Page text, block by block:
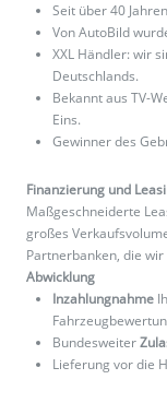
Seit über 40
Von AutoBild
XXL Händler: wir
Deutschlands.
Bekannt aus TV-
Eins.
Gewinner des
Finanzierung und
Maßgeschneiderte
großes
Partnerbanken, die
Abwicklung
Inzahlungnahme
Bundesweiter
Lieferung vor die